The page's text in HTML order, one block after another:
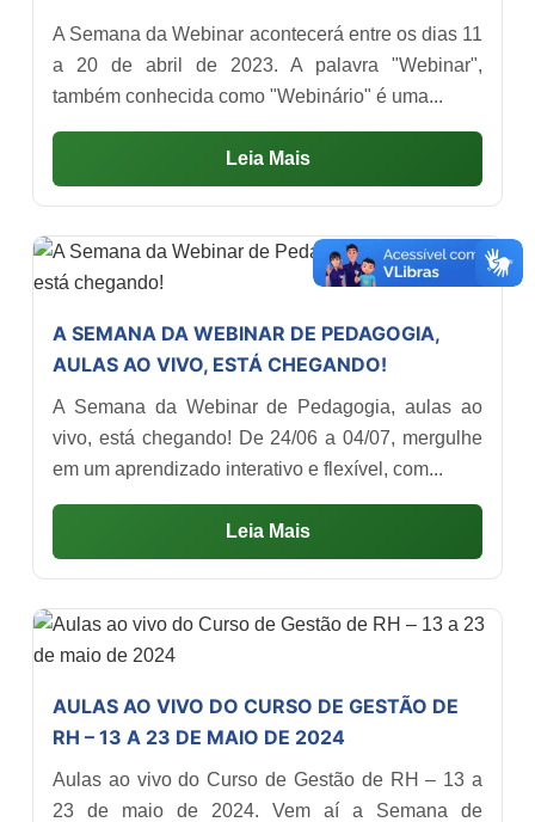
A Semana da Webinar acontecerá entre os dias 11
a 20 de abril de 2023. A palavra "Webinar",
também conhecida como "Webinário" é uma...
Leia Mais
A SEMANA DA WEBINAR DE PEDAGOGIA,
AULAS AO VIVO, ESTÁ CHEGANDO!
A Semana da Webinar de Pedagogia, aulas ao
vivo, está chegando! De 24/06 a 04/07, mergulhe
em um aprendizado interativo e flexível, com...
Leia Mais
AULAS AO VIVO DO CURSO DE GESTÃO DE
RH – 13 A 23 DE MAIO DE 2024
Aulas ao vivo do Curso de Gestão de RH – 13 a
23 de maio de 2024. Vem aí a Semana de